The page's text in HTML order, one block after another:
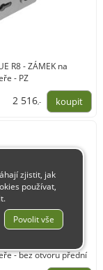
R8 - ZÁMEK na
- PZ
2 516,-
- bez otvoru přední
zjistit, jak
používat,